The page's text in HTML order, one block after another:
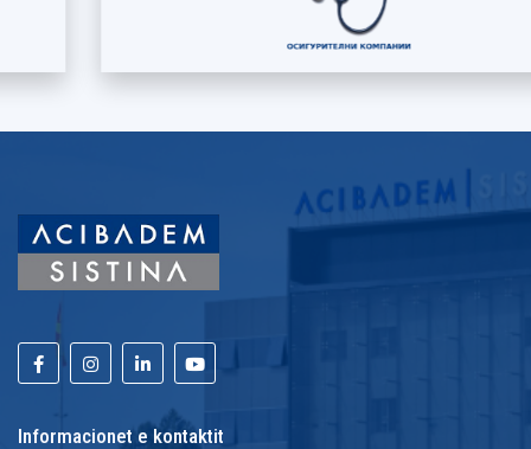
Informacionet e kontaktit